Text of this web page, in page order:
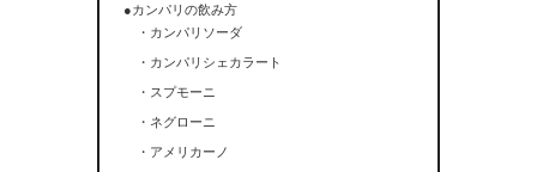
●カンパリの飲み方
・カンパリソーダ
・カンパリシェカラート
・スプモーニ
・ネグローニ
・アメリカーノ